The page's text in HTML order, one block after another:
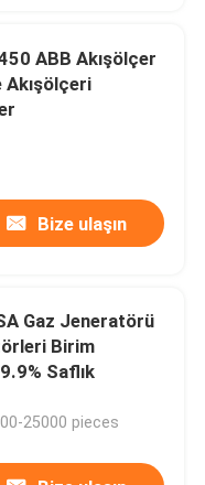
ABB Akışölçer
Akışölçeri
Bize ulaşın
Gaz Jeneratörü
Birim
Saflık
25000 pieces